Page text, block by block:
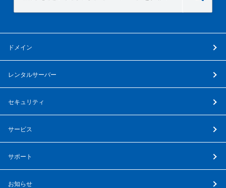
ドメイン
レンタルサーバー
セキュリティ
サービス
サポート
お知らせ